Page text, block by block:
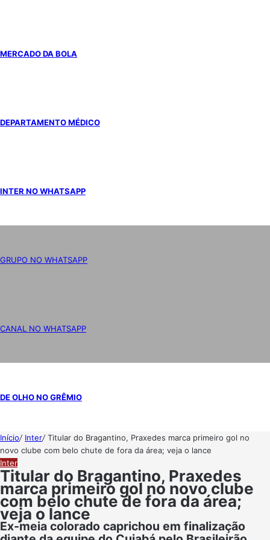
MERCADO DA BOLA
DEPARTAMENTO MÉDICO
INTER NO WHATSAPP
GRUPO NO WHATSAPP
CANAL NO WHATSAPP
DE OLHO NO GRÊMIO
Início/ Inter/Titular do Bragantino, Praxedes marca primeiro gol no
novo clube com belo chute de fora da área; veja o lance
Inter
Titular do Bragantino, Praxedes
marca primeiro gol no novo clube
com belo chute de fora da área;
veja o lance
Ex-meia colorado caprichou em finalização